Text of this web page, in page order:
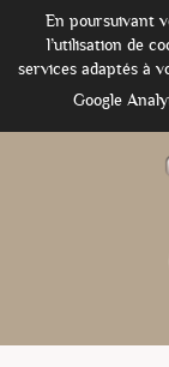
En poursuivant
l’utilisation de
services adaptés à
Google